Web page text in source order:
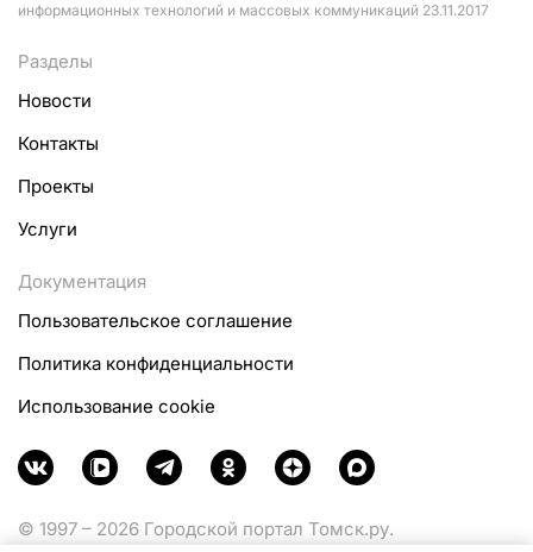
информационных технологий и массовых коммуникаций 23.11.2017
Разделы
Новости
Контакты
Проекты
Услуги
Документация
Пользовательское соглашение
Политика конфиденциальности
Использование cookie
© 1997 – 2026 Городской портал Томск.ру.